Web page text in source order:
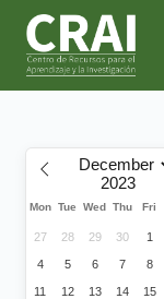
Mon Tue Wed Thu Fri
27 28 29 30 1
4 5 6 7 8
11 12 13 14 15